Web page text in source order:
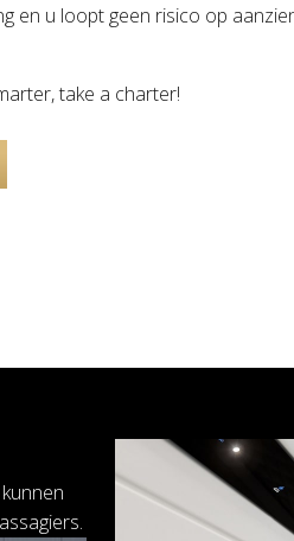
en u loopt geen risico op
take a charter!